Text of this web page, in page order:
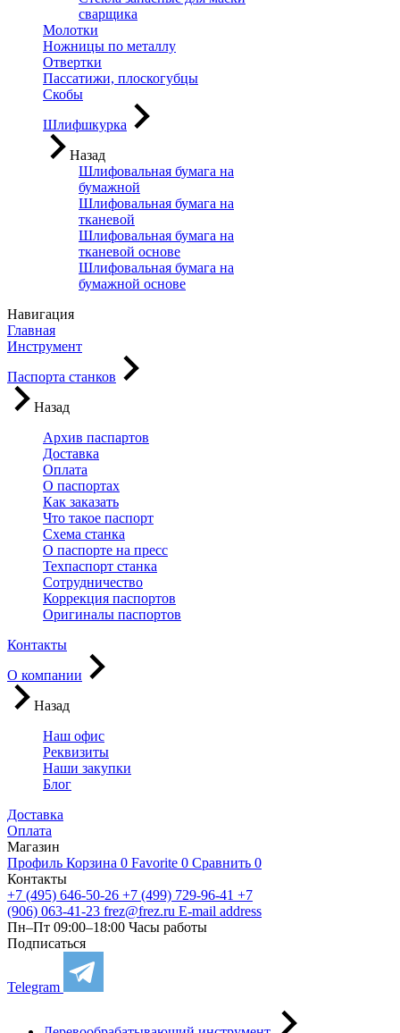
сварщика
Молотки
Ножницы по металлу
Отвертки
Пассатижи, плоскогубцы
Скобы
Шлифшкурка
Назад
Шлифовальная бумага на
бумажной
Шлифовальная бумага на
тканевой
Шлифовальная бумага на
тканевой основе
Шлифовальная бумага на
бумажной основе
Навигация
Главная
Инструмент
Паспорта станков
Назад
Архив паспартов
Доставка
Оплата
О паспортах
Как заказать
Что такое паспорт
Схема станка
О паспорте на пресс
Техпаспорт станка
Сотрудничество
Коррекция паспортов
Оригиналы паспортов
Контакты
О компании
Назад
Наш офис
Реквизиты
Наши закупки
Блог
Доставка
Оплата
Магазин
Профиль Корзина 0 Favorite 0 Сравнить 0
Контакты
+7 (495) 646-50-26 +7 (499) 729-96-41 +7
(906) 063-41-23 frez@frez.ru E-mail address
Пн–Пт 09:00–18:00 Часы работы
Подписаться
Telegram